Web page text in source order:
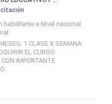
habilitante a Nivel nacional
1 CLASE X SEMANA.
EL CURSO
IMPORTANTE